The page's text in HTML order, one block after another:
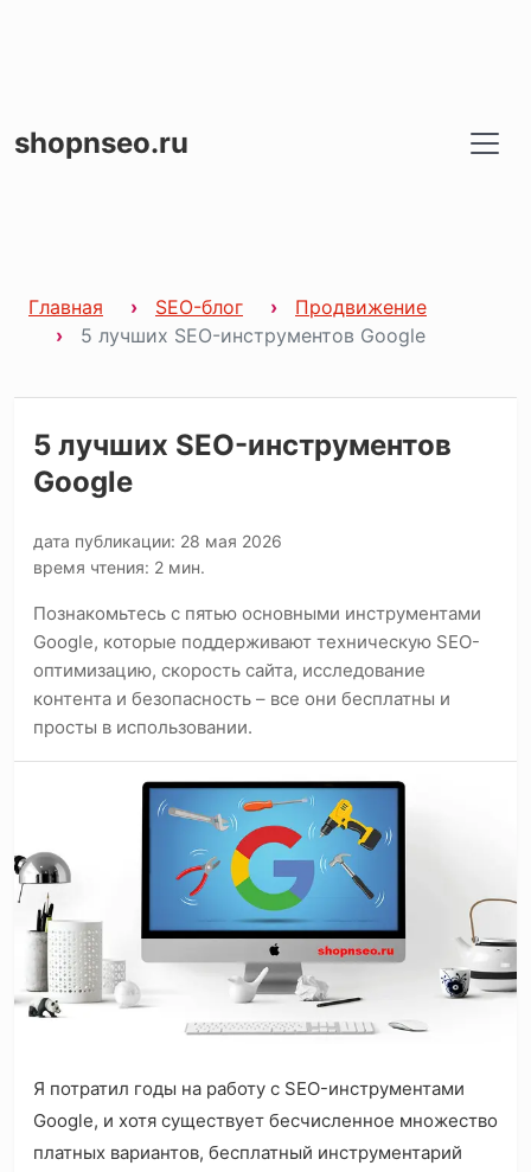
shopnseo.ru
Главная SEO-блог
Продвижение
5 лучших SEO-инструментов Google
5 лучших SEO-инструментов
Google
дата публикации: 28 мая 2026
время чтения: 2 мин.
Познакомьтесь с пятью основными инструментами
Google, которые поддерживают техническую SEO-
оптимизацию, скорость сайта, исследование
контента и безопасность – все они бесплатны и
просты в использовании.
Я потратил годы на работу с SEO-инструментами
Google, и хотя существует бесчисленное множество
платных вариантов, бесплатный инструментарий